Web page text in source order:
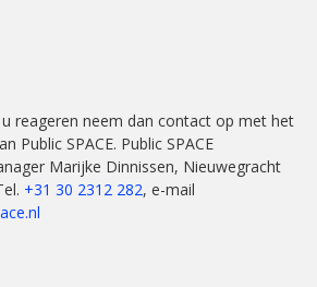
reageren neem dan contact op met het
Public SPACE. Public SPACE
Marijke Dinnissen, Nieuwegracht
+31 30 2312 282, e-mail